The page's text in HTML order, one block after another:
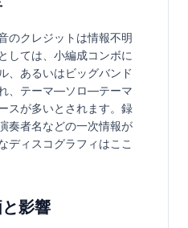
のクレジットは情報不明
しては、小編成コンボに
、あるいはビッグバンド
、テーマ—ソロ—テーマ
スが多いとされます。録
奏者名などの一次情報が
ディスコグラフィはここ
影響